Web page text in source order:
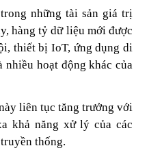
những tài sản giá trị
hàng tỷ dữ liệu mới được
thiết bị IoT, ứng dụng di
hoạt động khác của
liên tục tăng trưởng với
khả năng xử lý của các
thống.